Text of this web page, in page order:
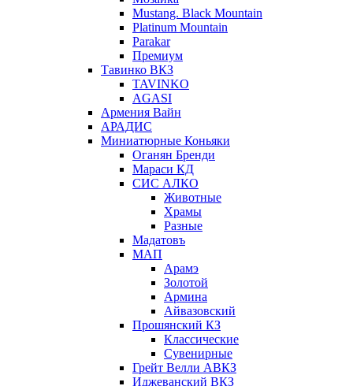
Mustang. Black Mountain
Platinum Mountain
Parakar
Премиум
Тавинко ВКЗ
TAVINKO
AGASI
Армения Вайн
АРАДИС
Миниатюрные Коньяки
Оганян Бренди
Мараси КД
СИС АЛКО
Животные
Храмы
Разные
Мадатовъ
МАП
Арамэ
Золотой
Армина
Айвазовский
Прошянский КЗ
Классические
Сувенирные
Грейт Велли АВКЗ
Иджеванский ВКЗ